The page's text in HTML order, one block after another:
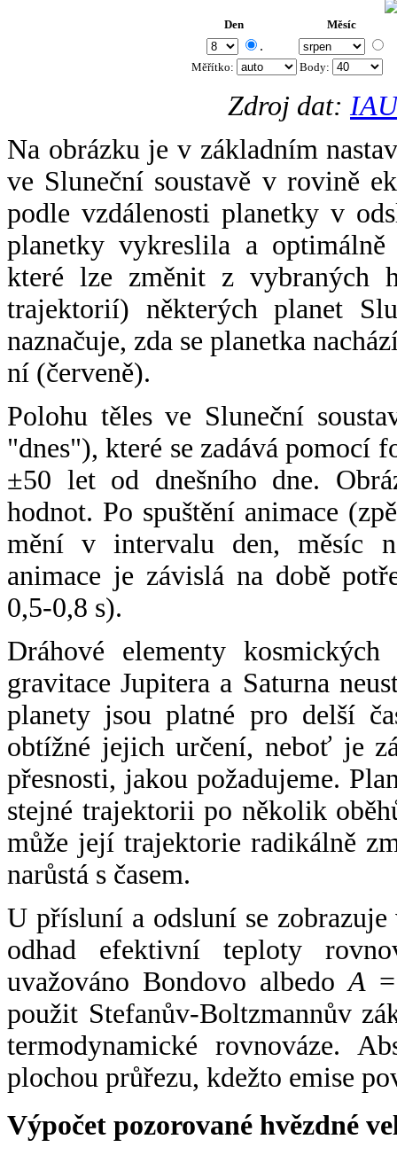
Den Měsíc
.
Měřítko: Body:
Zdroj dat:
Na obrázku je v základním
ve Sluneční soustavě v rovině
podle vzdálenosti planetky v
planetky vykreslila a
které lze změnit z vybraných
trajektorií) některých planet
naznačuje, zda se planetka
ní (červeně).
Polohu těles ve Sluneční
"dnes"), které se zadává pomocí
±50 let od dnešního dne.
hodnot. Po spuštění animace
mění v intervalu den, měsíc
animace je závislá na době
0,5-0,8 s).
Dráhové elementy
gravitace Jupitera a Saturna
planety jsou platné pro delší
obtížné jejich určení, neboť je
přesnosti, jakou požadujeme.
stejné trajektorii po několik
může její trajektorie radikálně
narůstá s časem.
U přísluní a odsluní se
odhad efektivní teploty
uvažováno Bondovo albedoA
použit Stefanův-Boltzmannův
termodynamické rovnováze.
plochou průřezu, kdežto emise
Výpočet pozorované hvězdné